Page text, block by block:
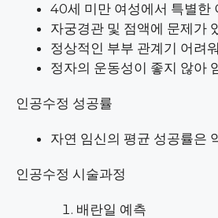
40세 미만 여성에서 특별한
자궁경관 및 점액에 문제가
정상적인 부부 관계기 어려
정자의 운동성이 좋지 않아
인공수정 성공률
자연 임신의 평균 성공률은
인공수정 시술과정
배란일 예측